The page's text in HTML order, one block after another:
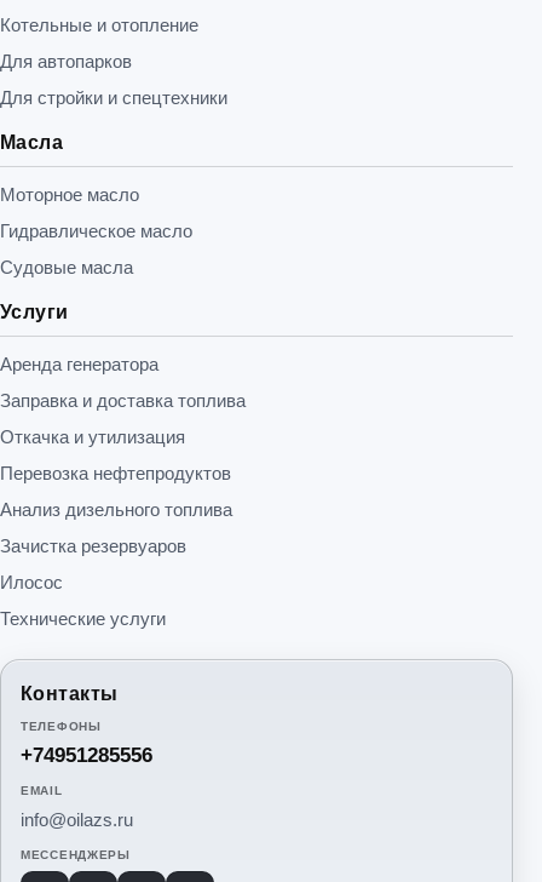
Котельные и отопление
Для автопарков
Для стройки и спецтехники
Масла
Моторное масло
Гидравлическое масло
Судовые масла
Услуги
Аренда генератора
Заправка и доставка топлива
Откачка и утилизация
Перевозка нефтепродуктов
Анализ дизельного топлива
Зачистка резервуаров
Илосос
Технические услуги
Контакты
ТЕЛЕФОНЫ
+74951285556
EMAIL
info@oilazs.ru
МЕССЕНДЖЕРЫ